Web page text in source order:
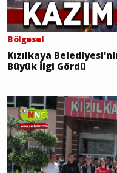
Bölgesel
Kızılkaya
Büyük İlgi Gördü